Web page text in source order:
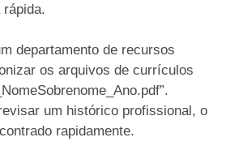
departamento de recursos
os arquivos de currículos
um histórico profissional, o
rapidamente.